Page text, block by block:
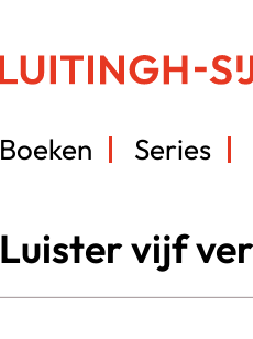
Boeken Series
Luister vijf